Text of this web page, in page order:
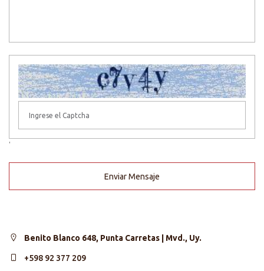
'
Enviar Mensaje
Benito Blanco 648, Punta Carretas | Mvd., Uy.
+598 92 377 209